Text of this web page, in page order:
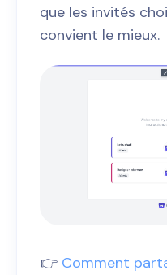
que les invités
convient le mieux.
👉 Comment